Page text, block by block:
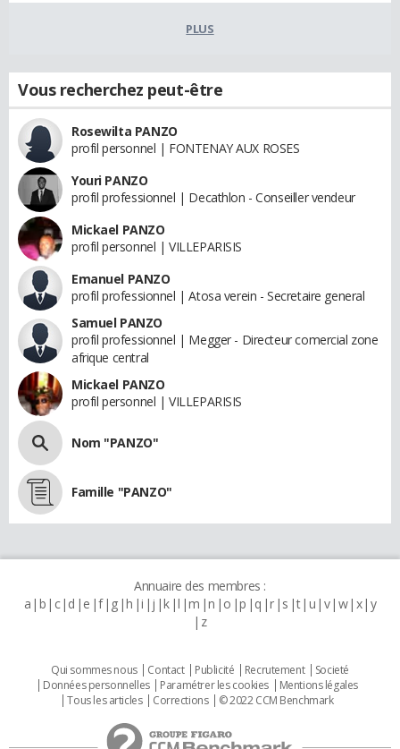
PLUS
Vous recherchez peut-être
Rosewilta PANZO
profil personnel | FONTENAY AUX ROSES
Youri PANZO
profil professionnel | Decathlon - Conseiller vendeur
Mickael PANZO
profil personnel | VILLEPARISIS
Emanuel PANZO
profil professionnel | Atosa verein - Secretaire general
Samuel PANZO
profil professionnel | Megger - Directeur comercial zone
afrique central
Mickael PANZO
profil personnel | VILLEPARISIS
Nom "PANZO"
Famille "PANZO"
Annuaire des membres :
a b c d e f g h i j k l m n o p q r s t u v w x y
z
Qui sommes nous Contact Publicité Recrutement
Societé
Données personnelles
Paramétrer les cookies
Mentions légales
Tous les articles
Corrections © 2022 CCM Benchmark